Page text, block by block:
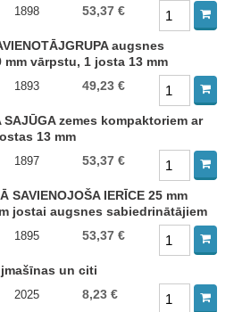
1898 53,37 €
augsnes
mm vārpstu, 1 josta 13 mm
1893 49,23 €
SAJŪGA zemes kompaktoriem ar
13 mm
1897 53,37 €
SAVIENOJOŠA IERĪCE 25 mm
jostai augsnes sabiedrinātājiem
1895 53,37 €
un citi
2025 8,23 €